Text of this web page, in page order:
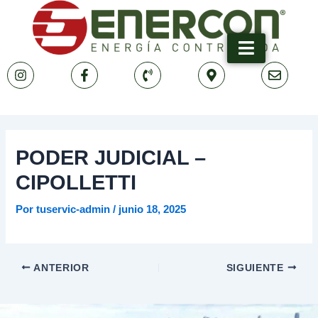
contenido
PODER JUDICIAL –
CIPOLLETTI
Portuservic-admin/ junio 18, 2025
Navegación
entradas
ANTERIOR SIGUIENTE